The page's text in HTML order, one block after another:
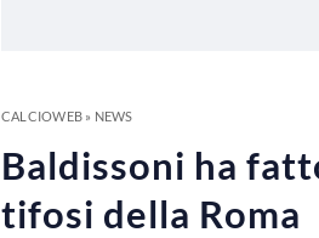
CALCIOWEB» NEWS
Baldissoni ha
tifosi della Roma